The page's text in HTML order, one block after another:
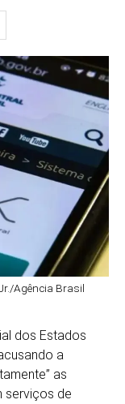
Agência Brasil
dos Estados
a
as
serviços de